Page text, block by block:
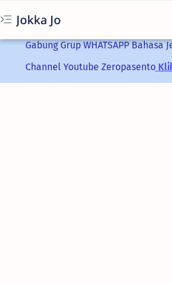
Jokka Jo
Gabung GrupWHATSAPPBahasa
Channel Youtube Zeropasento